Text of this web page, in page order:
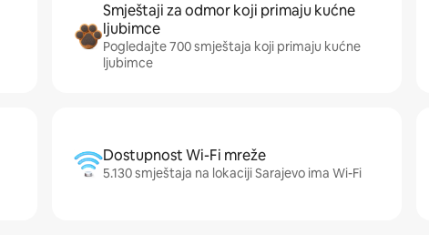
Smještaji za odmor koji primaju kućne
ljubimce
Pogledajte 700 smještaja koji primaju kućne
ljubimce
Dostupnost Wi-Fi mreže
5.130 smještaja na lokaciji Sarajevo ima Wi-Fi